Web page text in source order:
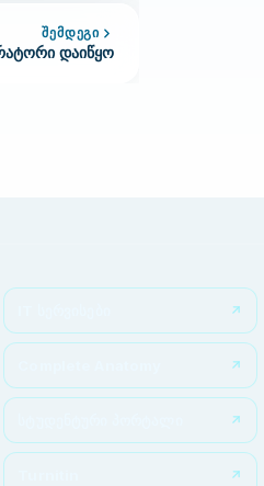
ᲨᲔᲛᲓᲔᲒᲘ
დაიწყო